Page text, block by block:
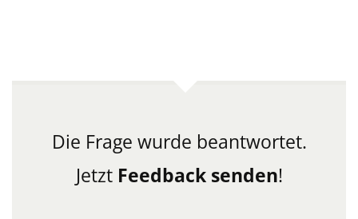
Die Frage wurde beantwortet.
Jetzt Feedback senden!